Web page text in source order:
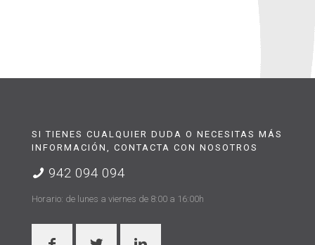
SI TIENES CUALQUIER DUDA O NECESITAS MÁS
INFORMACIÓN, CONTACTA CON NOSOTROS
942 094 094
Horario: de lunes a viernes de 8:00 a 16:00h